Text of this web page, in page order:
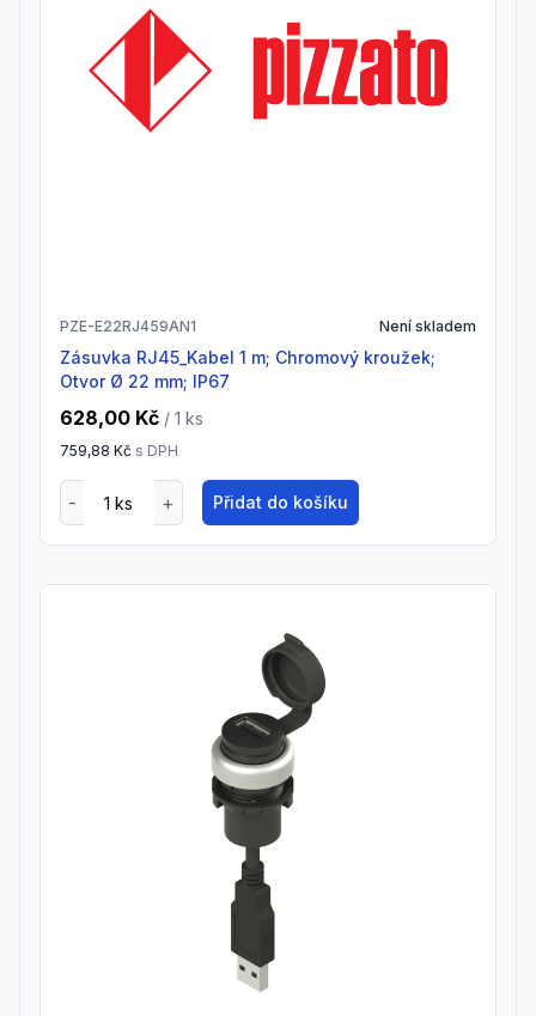
PZE-E22RJ459AN1 Není skladem
Zásuvka RJ45_Kabel 1 m; Chromový kroužek;
Otvor Ø 22 mm; IP67
628,00 Kč / 1 ks
759,88 Kč s DPH
Přidat do košíku